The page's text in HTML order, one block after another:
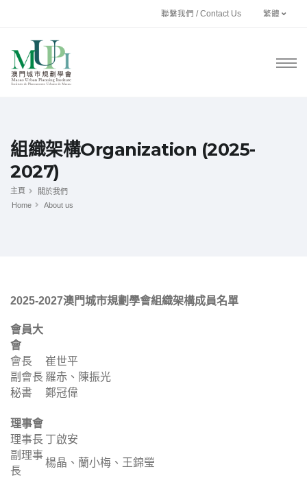
聯繫我們 / Contact Us 繁體
組織架構Organization (2025-
2027)
主頁
關於我們
Home
About us
2025-2027澳門城市規劃學會組織架構成員名單
會員大
會
會長
崔世平
副會長 羅赤、陳振光
秘書
鄭冠偉
理事會
理事長 丁啟安
副理事
長
楊晶、蘭小梅、王錦瑩